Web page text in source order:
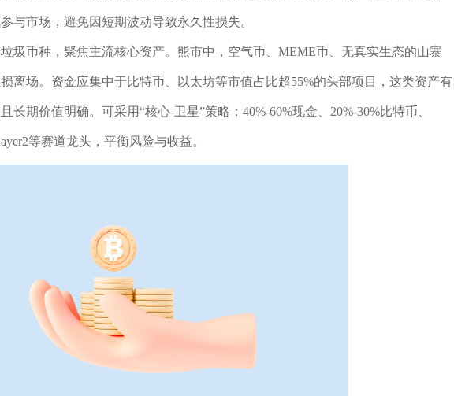
与市场，避免因短期波动导致永久性损失。
圾币种，聚焦主流核心资产。熊市中，空气币、MEME币、无真实生态的山寨
离场。资金应集中于比特币、以太坊等市值占比超55%的头部项目，这类资产有
期价值明确。可采用“核心-卫星”策略：40%-60%现金、20%-30%比特币、
等赛道龙头，平衡风险与收益。